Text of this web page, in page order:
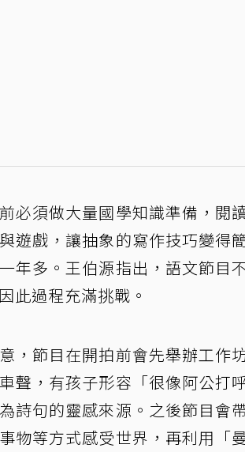
必須做大量國學知識準備，閱
遊戲，讓抽象的寫作技巧變得
年多。王伯源指出，語文節目
此過程充滿挑戰。
，節目在開拍前會先舉辦工作
聲，有孩子形容「很像阿公打
詩句的靈感來源。之後節目會
物等方式感受世界，再利用「